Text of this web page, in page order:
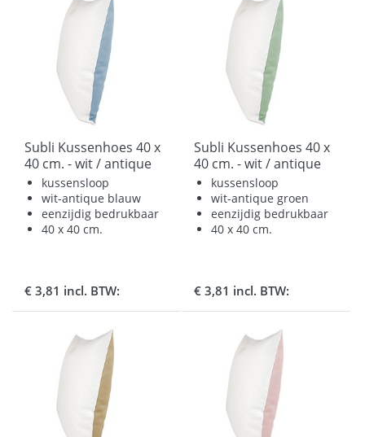
Subli Kussenhoes 40 x
40 cm. - wit / antique
blauw
kussensloop
wit-antique blauw
eenzijdig bedrukbaar
40 x 40 cm.
€ 3,81 incl. BTW:
Subli Kussenhoes 40 x
40 cm. - wit / antique
groen
kussensloop
wit-antique groen
eenzijdig bedrukbaar
40 x 40 cm.
€ 3,81 incl. BTW: